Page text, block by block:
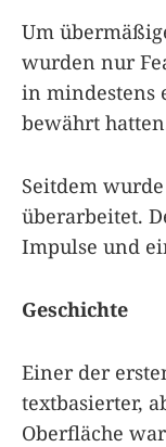
Um
wurden nur
in mindestens
bewährt
Seitdem
überarbeitet.
Impulse und
Geschichte
Einer der
textbasierter,
Oberfläche war